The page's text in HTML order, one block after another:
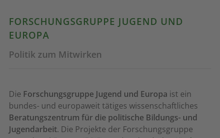
FORSCHUNGSGRUPPE JUGEND UND
EUROPA
Politik zum Mitwirken
Die Forschungsgruppe Jugend und Europa ist ein
bundes- und europaweit tätiges wissenschaftliches
Beratungszentrum für die politische Bildungs- und
Jugendarbeit. Die Projekte der Forschungsgruppe